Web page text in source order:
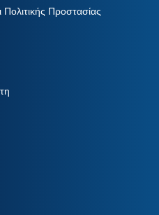
Πολιτικής Προστασίας